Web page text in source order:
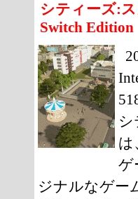
シティーズ:
Switch Edition
シ
は
ゲ
ジナルなゲー